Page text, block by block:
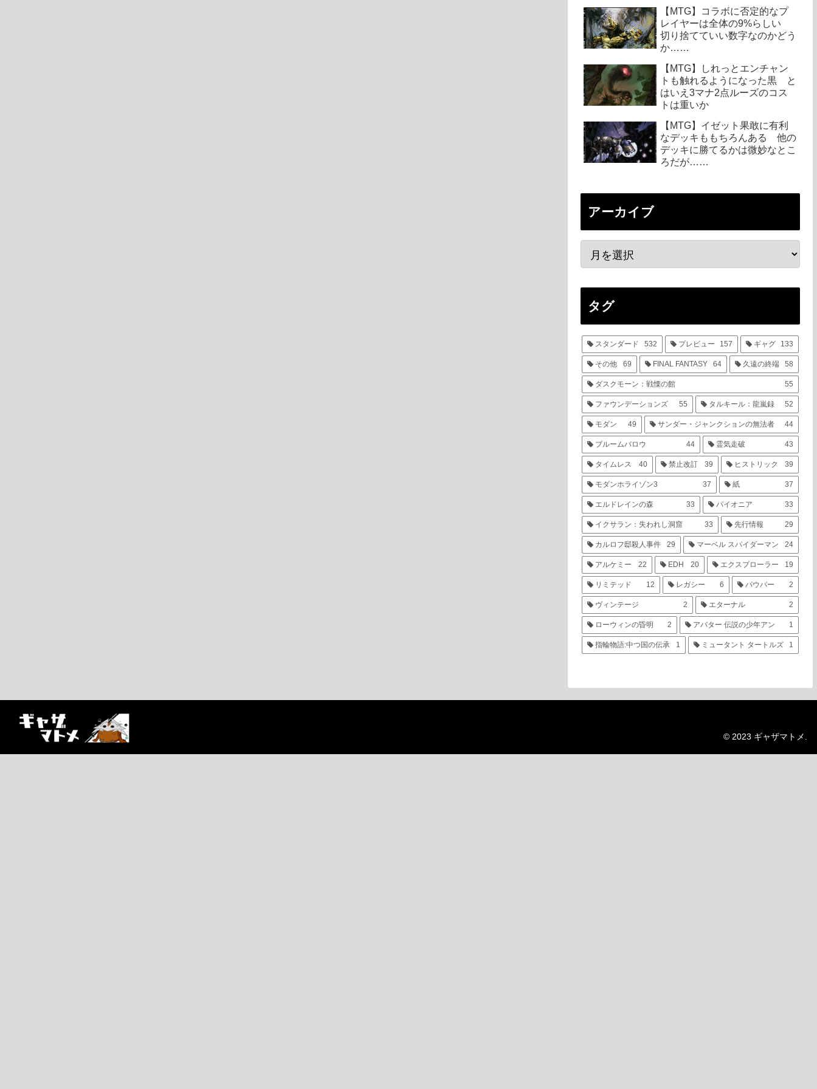
【MTG】コラボに否定的なプ
レイヤーは全体の9%らしい
切り捨てていい数字なのかどう
か……
【MTG】しれっとエンチャン
トも触れるようになった黒 と
はいえ3マナ2点ルーズのコス
トは重いか
【MTG】イゼット果敢に有利
なデッキももちろんある 他の
デッキに勝てるかは微妙なとこ
ろだが……
アーカイブ
タグ
スタンダード 532 プレビュー 157 ギャグ 133
その他 69 FINAL FANTASY 64 久遠の終端 58
ダスクモーン：戦慄の館 55
ファウンデーションズ 55 タルキール：龍嵐録 52
モダン 49 サンダー・ジャンクションの無法者 44
ブルームバロウ 44 霊気走破 43
タイムレス 40 禁止改訂 39 ヒストリック 39
モダンホライゾン3 37 紙 37
エルドレインの森 33 パイオニア 33
イクサラン：失われし洞窟 33 先行情報 29
カルロフ邸殺人事件 29 マーベル スパイダーマン 24
アルケミー 22 EDH 20 エクスプローラー 19
リミテッド 12 レガシー 6 パウパー 2
ヴィンテージ 2 エターナル 2
ローウィンの昏明 2 アバター 伝説の少年アン 1
指輪物語:中つ国の伝承 1 ミュータント タートルズ 1
© 2023 ギャザマトメ.